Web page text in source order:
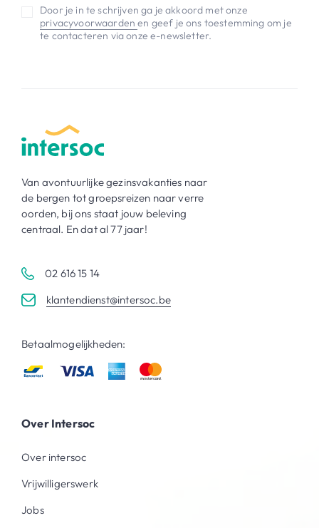
Door je in te schrijven ga je akkoord met onze
privacyvoorwaardenen geef je ons toestemming om je
te contacteren via onze e-newsletter.
Van avontuurlijke gezinsvakanties naar
de bergen tot groepsreizen naar verre
oorden, bij ons staat jouw beleving
centraal. En dat al 77 jaar!
02 616 15 14
klantendienst@intersoc.be
Betaalmogelijkheden:
Over Intersoc
Over intersoc
Vrijwilligerswerk
Jobs